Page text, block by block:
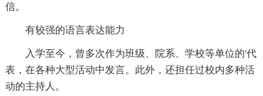
信。
有较强的语言表达能力
入学至今，曾多次作为班级、院系、学校等单位的'代
表，在各种大型活动中发言。此外，还担任过校内多种活
动的主持人。